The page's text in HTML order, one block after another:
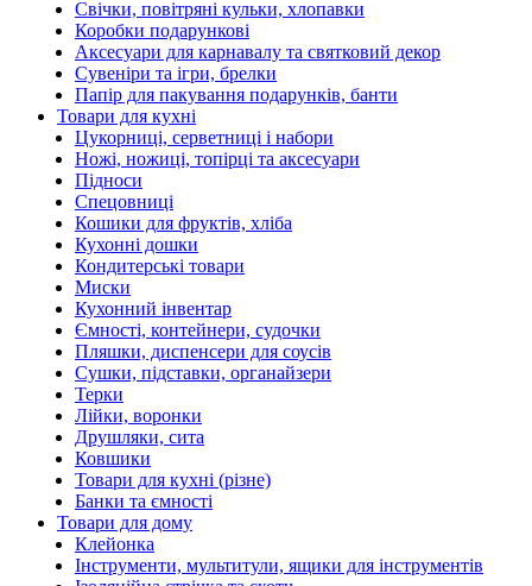
Свічки, повітряні кульки, хлопавки
Коробки подарункові
Аксесуари для карнавалу та святковий декор
Сувеніри та ігри, брелки
Папір для пакування подарунків, банти
Товари для кухні
Цукорниці, серветниці і набори
Ножі, ножиці, топірці та аксесуари
Підноси
Спецовниці
Кошики для фруктів, хліба
Кухонні дошки
Кондитерські товари
Миски
Кухонний інвентар
Ємності, контейнери, судочки
Пляшки, диспенсери для соусів
Сушки, підставки, органайзери
Терки
Лійки, воронки
Друшляки, сита
Ковшики
Товари для кухні (різне)
Банки та ємності
Товари для дому
Клейонка
Інструменти, мультитули, ящики для інструментів